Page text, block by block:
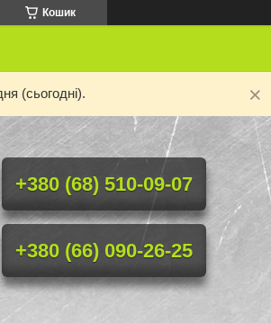
Кошик
(сьогодні).
+380 (68) 510-09-07
+380 (66) 090-26-25